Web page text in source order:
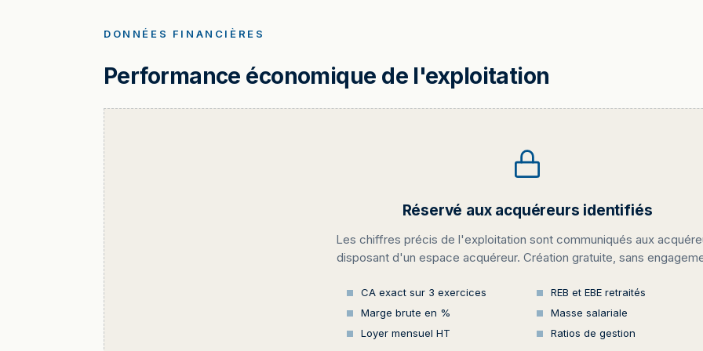
DONNÉES FINANCIÈRES
Performance économique de l'exploitation
Réservé aux acquéreurs identifiés
Les chiffres précis de l'exploitation sont communiqués aux
disposant d'un espace acquéreur. Création gratuite, sans
CA exact sur 3 exercices
REB et EBE retraités
Marge brute en %
Masse salariale
Loyer mensuel HT
Ratios de gestion